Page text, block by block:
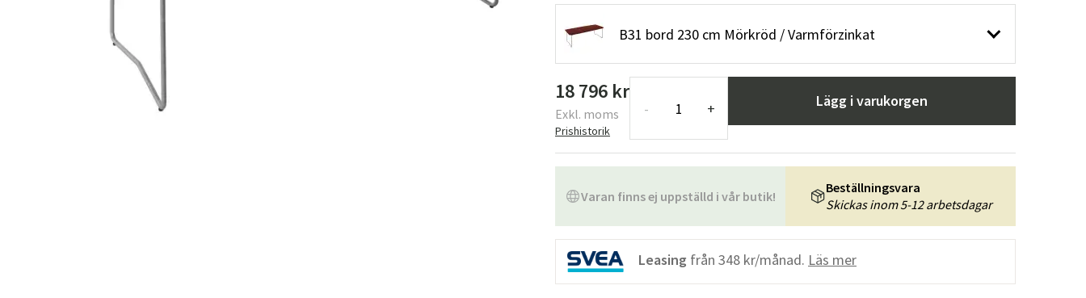
B31 bord 230 cm Mörkröd / Varmförzinkat
18 796 kr
Exkl. moms
Prishistorik
- + Lägg i varukorgen
Varan finns ej uppställd i vår butik!
Beställningsvara
Skickas inom 5-12 arbetsdagar
Leasing från 348 kr/månad. Läs mer